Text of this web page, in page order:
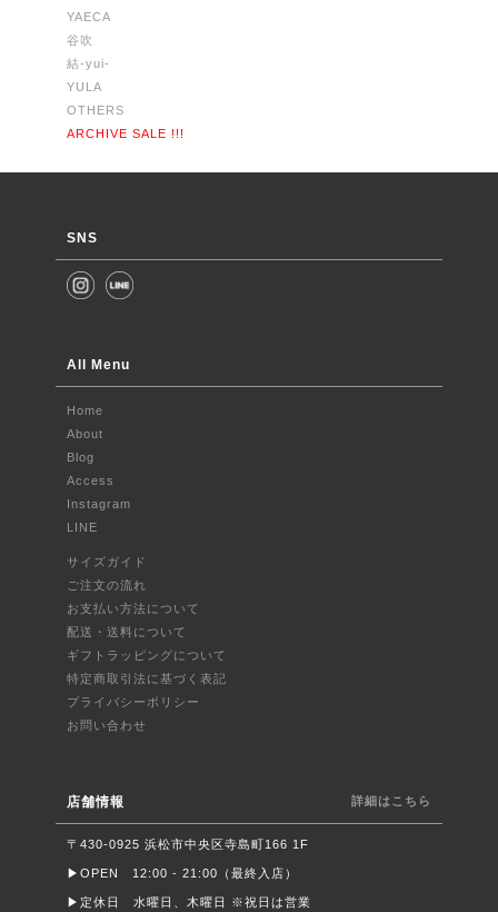
YAECA
谷吹
結-yui-
YULA
OTHERS
ARCHIVE SALE !!!
SNS
All Menu
Home
About
Blog
Access
Instagram
LINE
サイズガイド
ご注文の流れ
お支払い方法について
配送・送料について
ギフトラッピングについて
特定商取引法に基づく表記
プライバシーポリシー
お問い合わせ
店舗情報 詳細はこちら
〒430-0925 浜松市中央区寺島町166 1F
▶︎OPEN 12:00 - 21:00（最終入店）
▶︎定休日 水曜日、木曜日 ※祝日は営業